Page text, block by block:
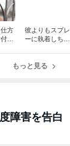
仕方
け
彼よりもスプレ
ーに執着しちゃ
もっと見る
障害を告白